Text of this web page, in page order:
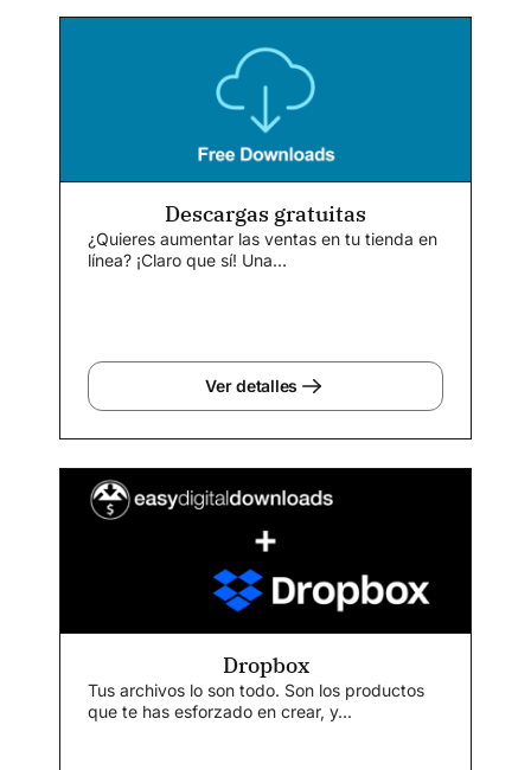
Descargas gratuitas
¿Quieres aumentar las ventas en tu tienda en
línea? ¡Claro que sí! Una...
Ver detalles
Dropbox
Tus archivos lo son todo. Son los productos
que te has esforzado en crear, y...